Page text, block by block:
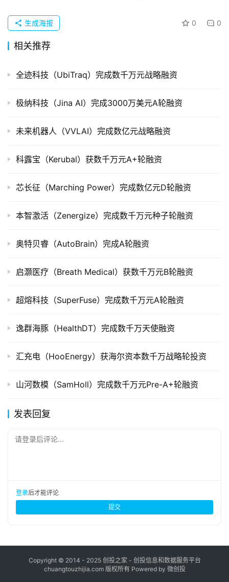
布
并
组
公
上
投
据
创
业
院
登录
0 0
生成海报
相关推荐
全迹科技（UbiTraq）完成数千万元战略融资
极纳科技（Jina AI）完成3000万美元A轮融资
未来机器人（VVLAI）完成数亿元战略融资
科露宝（Kerubal）获数千万元A+轮融资
芯长征（Marching Power）完成数亿元D轮融资
本智激活（Zenergize）完成数千万元种子轮融资
奥特贝睿（AutoBrain）完成A轮融资
启灏医疗（Breath Medical）获数千万元B轮融资
超熔科技（SuperFuse）完成数千万元A轮融资
逸群海豚（HealthDT）完成数千万天使融资
汇充电（HooEnergy）获海尔资本数千万战略轮投资
山河数模（SamHoll）完成数千万元Pre-A+轮融资
发表回复
请登录后评论...
登录后才能评论
提交
Copyright © 2014 - 2025 创投之家 - 创投信息和数据服务平台
chuangtouzhijia.com 版权所有 Powered by 微创投